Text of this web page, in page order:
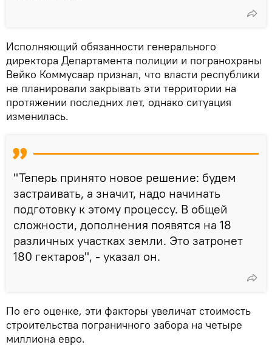
Исполняющий обязанности генерального
директора Департамента полиции и погранохраны
Вейко Коммусаар признал, что власти республики
не планировали закрывать эти территории на
протяжении последних лет, однако ситуация
изменилась.
"Теперь принято новое решение: будем
застраивать, а значит, надо начинать
подготовку к этому процессу. В общей
сложности, дополнения появятся на 18
различных участках земли. Это затронет
180 гектаров", - указал он.
По его оценке, эти факторы увеличат стоимость
строительства пограничного забора на четыре
миллиона евро.